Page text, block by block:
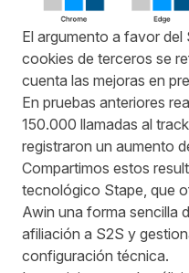
El argumento a favor
cookies de terceros se
cuenta las mejoras en
En pruebas anteriores
150.000 llamadas al
registraron un aumento
Compartimos estos
tecnológico Stape, que
Awin una forma sencilla
afiliación a S2S y
configuración técnica.